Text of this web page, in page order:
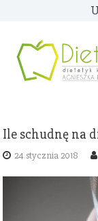
n
t
Ile schudnę na
24 stycznia 2018